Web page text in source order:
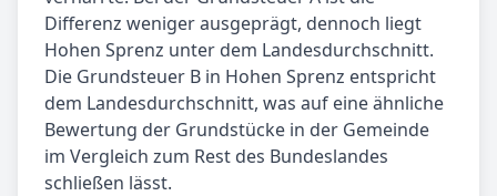
Differenz weniger ausgeprägt, dennoch liegt
Hohen Sprenz unter dem Landesdurchschnitt.
Die Grundsteuer B in Hohen Sprenz entspricht
dem Landesdurchschnitt, was auf eine ähnliche
Bewertung der Grundstücke in der Gemeinde
im Vergleich zum Rest des Bundeslandes
schließen lässt.